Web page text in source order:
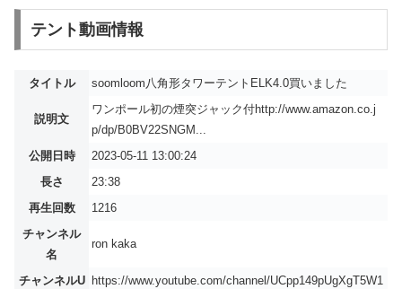
テント動画情報
タイトル soomloom八角形タワーテントELK4.0買いました
説明文
ワンポール初の煙突ジャック付http://www.amazon.co.j
p/dp/B0BV22SNGM...
公開日時
2023-05-11 13:00:24
長さ
23:38
再生回数
1216
チャンネル
名
ron kaka
チャンネルU
https://www.youtube.com/channel/UCpp149pUgXgT5W1